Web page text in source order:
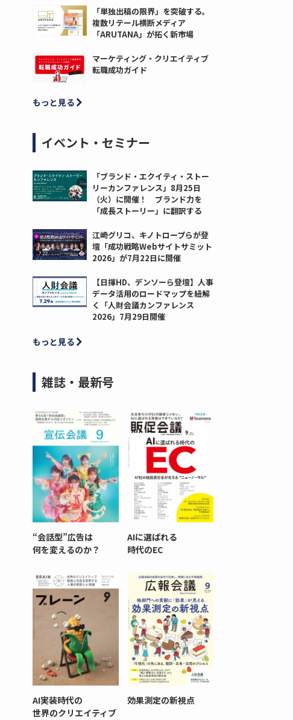
「単独出稿の限界」を突破する。
複数リテール横断メディア
「ARUTANA」が拓く新市場
マーケティング・クリエイティブ
転職成功ガイド
もっと見る
イベント・セミナー
「ブランド・エクイティ・ストー
リーカンファレンス」8月25日
（火）に開催！ ブランド力を
「成長ストーリー」に翻訳する
江崎グリコ、キノトロープらが登
壇「成功戦略Webサイトサミット
2026」が7月22日に開催
【日揮HD、デンソーら登壇】人事
データ活用のロードマップを紐解
く「人財会議カンファレンス
2026」7月29日開催
もっと見る
雑誌・最新号
“会話型”広告は
何を変えるのか？
AIに選ばれる
時代のEC
AI実装時代の
世界のクリエイティブ
効果測定の新視点